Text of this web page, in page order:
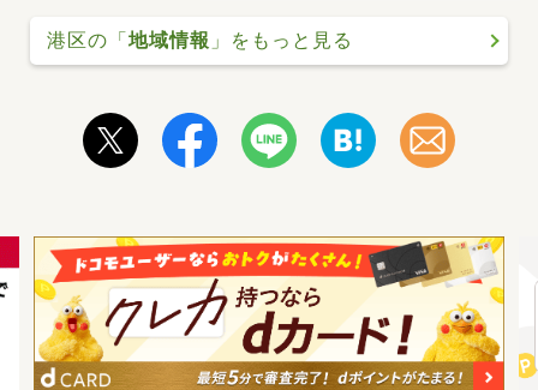
港区の「地域情報 」をもっと見る